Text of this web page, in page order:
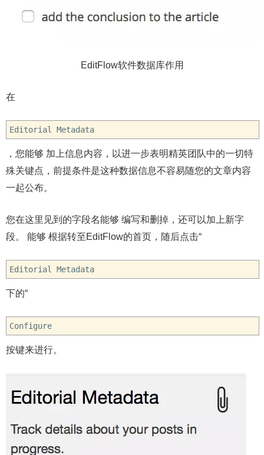
EditFlow软件数据库作用
在
Editorial Metadata
，您能够 加上信息内容，以进一步表明精英团队中的一切特
殊关键点，前提条件是这种数据信息不容易随您的文章内容
一起公布。
您在这里见到的字段名能够 编写和删掉，还可以加上新字
段。 能够 根据转至EditFlow的首页，随后点击“
Editorial Metadata
下的“
Configure
按键来进行。